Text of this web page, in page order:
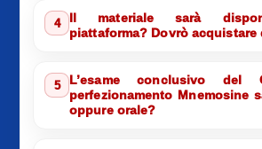
4
Il materiale sarà
piattaforma? Dovrò acquistare
5
L’esame conclusivo del
perfezionamento Mnemosine
oppure orale?